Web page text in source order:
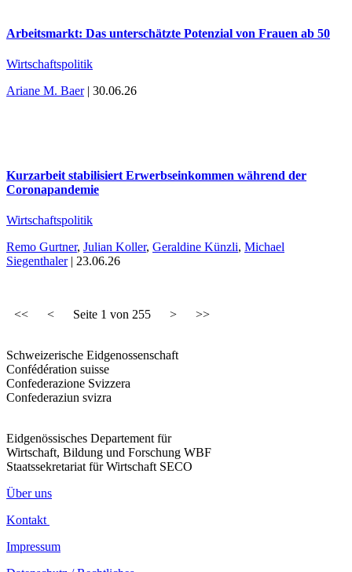
Arbeitsmarkt: Das unterschätzte Potenzial von Frauen ab 50
Wirtschaftspolitik
Ariane M. Baer| 30.06.26
Kurzarbeit stabilisiert Erwerbseinkommen während der
Coronapandemie
Wirtschaftspolitik
Remo Gurtner, Julian Koller, Geraldine Künzli, Michael
Siegenthaler| 23.06.26
<< < Seite 1 von 255 > >>
Schweizerische Eidgenossenschaft
Confédération suisse
Confederazione Svizzera
Confederaziun svizra
Eidgenössisches Departement für
Wirtschaft, Bildung und Forschung WBF
Staatssekretariat für Wirtschaft SECO
Über uns
Kontakt
Impressum